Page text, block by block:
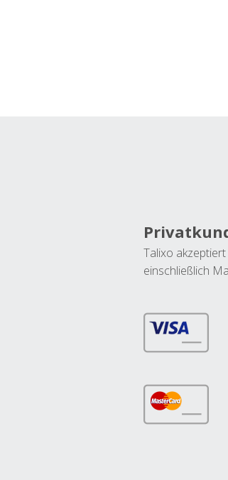
Talixo
einschließlich